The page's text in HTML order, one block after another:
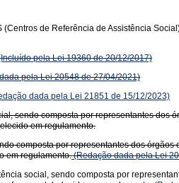
de Referência de Assistência
pela Lei 19360 de 20/12/2017)
pela Lei 20548 de 27/04/2021)
dada pela Lei 21851 de 15/12/2023)
sendo composta por representantes dos
em regulamento.
composta por representantes dos
em regulamento.(Redação dada pela Lei
social, sendo composta por